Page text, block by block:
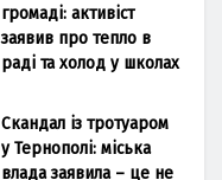
громаді: активіст
заявив про тепло в
раді та холод у школах
Скандал із тротуаром
у Тернополі: міська
влада заявила – це не